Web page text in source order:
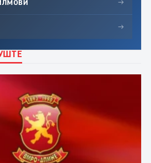
→
→